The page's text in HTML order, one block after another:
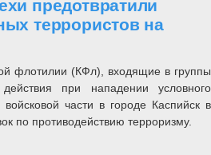
предотвратили
террористов на
флотилии (КФл), входящие в группы
при нападении условного
части в городе Каспийск в
по противодействию терроризму.